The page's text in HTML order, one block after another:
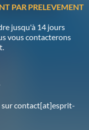
PAR PRELEVEMENT
jusqu'à 14 jours
vous contacterons
contact[at]esprit-